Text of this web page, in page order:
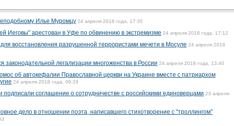
Илье Муромцу 24 апреля 2018 года, 17:35
Иеговы" арестован в Уфе по обвинению в экстремизме 24 апреля 2018 года, 17:12
восстановления разрушенной террористами мечети в Мосуле 24 апреля 2018
законодательной легализации многоженства в России 24 апреля 2018 года, 13:40
об автокефалии Православной церкви на Украине вместе с патриархом
24 апреля 2018 года, 09:29
подписали соглашение о сотрудничестве с российскими единоверцами 23 апреля
дело в отношении поэта, написавшего стихотворение с "троллингом"